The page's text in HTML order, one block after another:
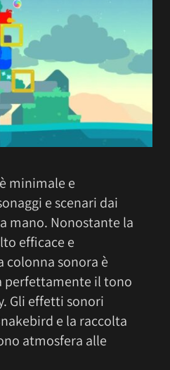
minimale e
e scenari dai
mano. Nonostante la
efficace e
colonna sonora è
perfettamente il tono
Gli effetti sonori
e la raccolta
atmosfera alle